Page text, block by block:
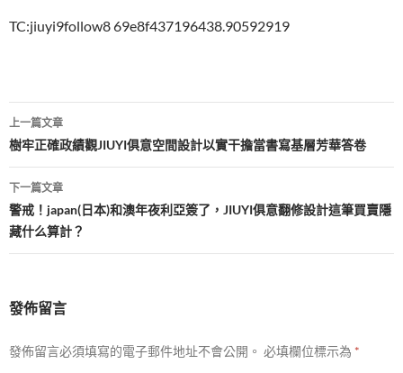
TC:jiuyi9follow8 69e8f437196438.90592919
文
章
導
覽
上一篇文章
樹牢正確政績觀JIUYI俱意空間設計以實干擔當書寫基層芳華答卷
下一篇文章
警戒！japan(日本)和澳年夜利亞簽了，JIUYI俱意翻修設計這筆買賣隱
藏什么算計？
發佈留言
發佈留言必須填寫的電子郵件地址不會公開。 必填欄位標示為 *